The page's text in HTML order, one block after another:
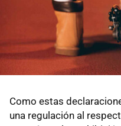
Como estas
una regulación al